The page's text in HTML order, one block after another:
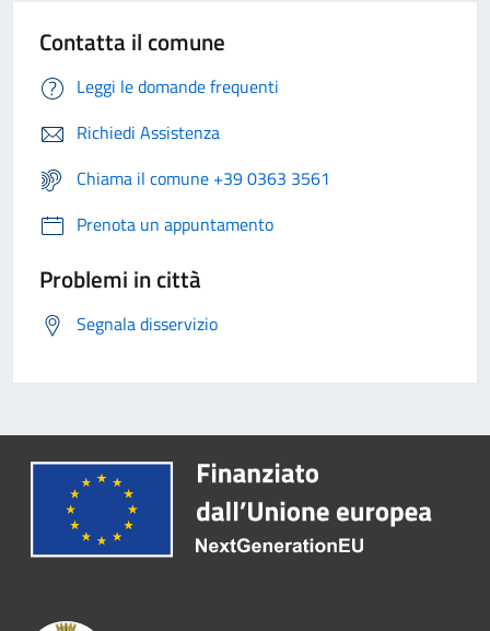
Contatta il comune
Leggi le domande frequenti
Richiedi Assistenza
Chiama il comune +39 0363 3561
Prenota un appuntamento
Problemi in città
Segnala disservizio